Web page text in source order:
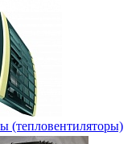
(тепловентиляторы)